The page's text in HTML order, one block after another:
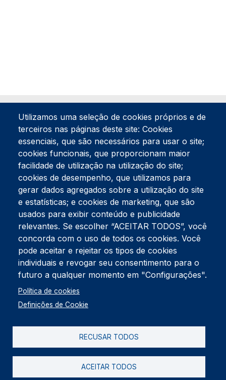
Tel:234 390 100Fax:234 390 100
Endereço Postal
Apartado 42
Rua Gil Eanes 31
3834-908 Gafanha da Nazaré
Estúdios
Rua Prior Guerra
Edifício do Centro Cultural da Gafanha da Nazaré
3830-556 Gafanha da Nazaré
Rodapé
Cookies
Política de Privacidade
Utilizamos uma seleção de cookies próprios e de
terceiros nas páginas deste site: Cookies
essenciais, que são necessários para usar o site;
cookies funcionais, que proporcionam maior
facilidade de utilização na utilização do site;
cookies de desempenho, que utilizamos para
gerar dados agregados sobre a utilização do site
e estatísticas; e cookies de marketing, que são
usados para exibir conteúdo e publicidade
relevantes. Se escolher “ACEITAR TODOS”, você
concorda com o uso de todos os cookies. Você
pode aceitar e rejeitar os tipos de cookies
individuais e revogar seu consentimento para o
futuro a qualquer momento em "Configurações".
Política de cookies
Definições de Cookie
RECUSAR TODOS
ACEITAR TODOS